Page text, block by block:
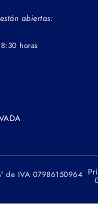
abiertas:
horas
de IVA 07986150964